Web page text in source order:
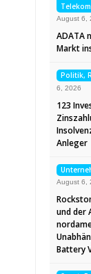
August 6,
ADATA
Markt
Politik,
6, 2026
123
Anleger
August 6,
und der
Battery